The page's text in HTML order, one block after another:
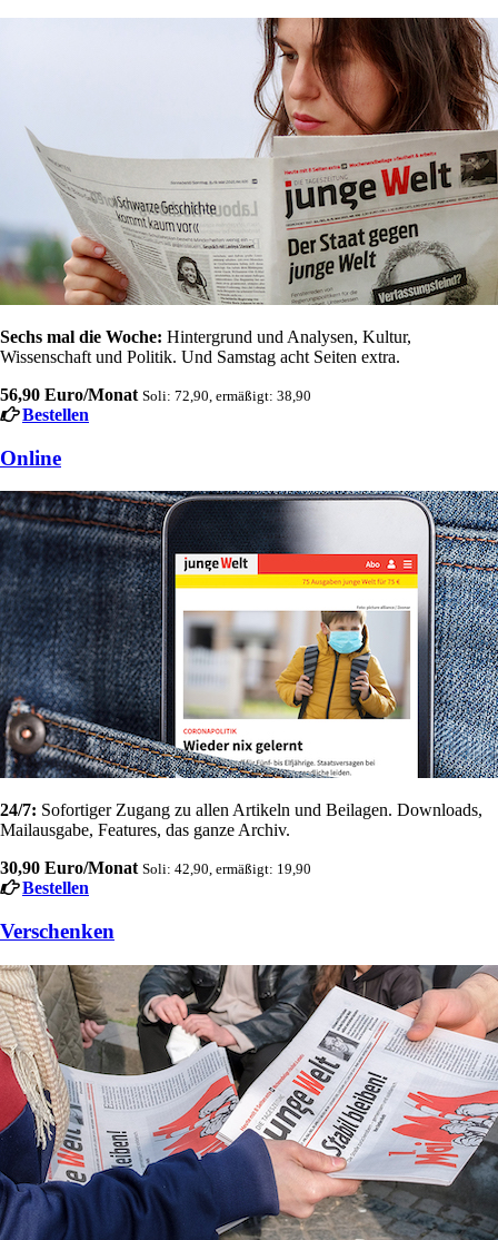
Sechs mal die Woche: Hintergrund und Analysen, Kultur,
Wissenschaft und Politik. Und Samstag acht Seiten extra.
56,90 Euro/Monat Soli: 72,90, ermäßigt: 38,90
Bestellen
Online
24/7: Sofortiger Zugang zu allen Artikeln und Beilagen. Downloads,
Mailausgabe, Features, das ganze Archiv.
30,90 Euro/Monat Soli: 42,90, ermäßigt: 19,90
Bestellen
Verschenken